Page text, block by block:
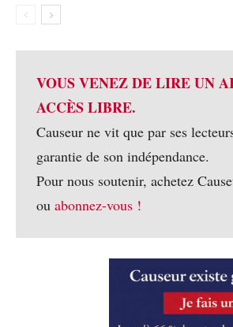
VOUS VENEZ DE LIRE UN
ACCÈS LIBRE.
Causeur ne vit que par ses
garantie de son indépendance.
Pour nous soutenir, achetez
ou abonnez-vous !